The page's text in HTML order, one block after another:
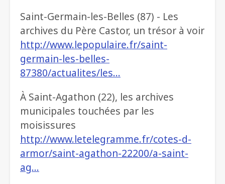
Saint-Germain-les-Belles (87) - Les
archives du Père Castor, un trésor à voir
http://www.lepopulaire.fr/saint-
germain-les-belles-
87380/actualites/les…
À Saint-Agathon (22), les archives
municipales touchées par les
moisissures
http://www.letelegramme.fr/cotes-d-
armor/saint-agathon-22200/a-saint-
ag…